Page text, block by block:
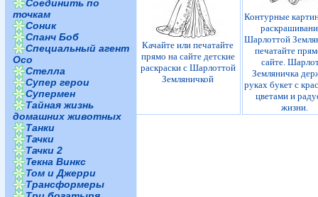
Соединить по
точкам
Соник
Спанч Боб
Специальный агент
Осо
Стелла
Супер герои
Супермен
Тайная жизнь
домашних животных
Танки
Тачки
Тачки 2
Текна Винкс
Том и Джерри
Трансформеры
Качайте или печатайте
прямо на сайте детские
раскраски с Шарлоттой
Земляничкой
Контурные
Шарлоттой
печатайте
сайте.
Земляничка
руках букет с
цветами и
жизни.